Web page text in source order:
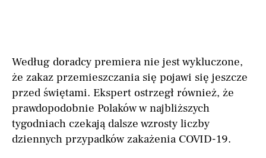
Według doradcy premiera nie jest wykluczone,
że zakaz przemieszczania się pojawi się jeszcze
przed świętami. Ekspert ostrzegł również, że
prawdopodobnie Polaków w najbliższych
tygodniach czekają dalsze wzrosty liczby
dziennych przypadków zakażenia COVID-19.